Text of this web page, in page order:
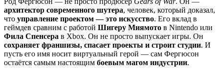
архитектор современного шутера, человек, который доказал,
что управление проектом — это искусство. Его вклад в
геймдев сравним с работой Шигеру Миямото в Nintendo или
Фила Спенсера в Xbox. Он не просто выпускает игры. Он
сохраняет франшизы, спасает проекты и строит студии. И
пусть его имя носит виртуальный герой — сам Фергюсон
остаётся самым настоящим боевым магом индустрии.